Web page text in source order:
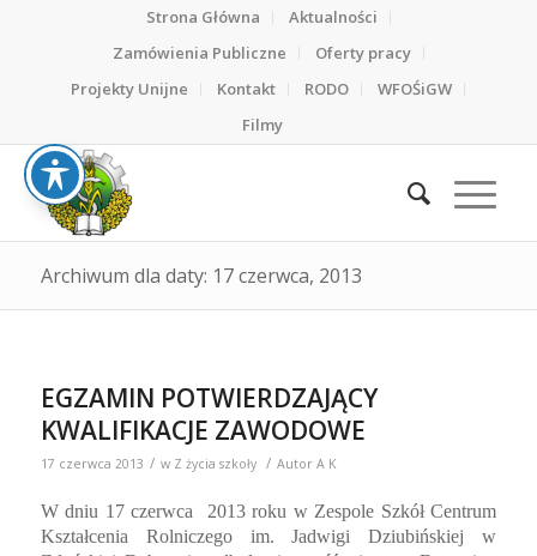
Strona Główna
Aktualności
Zamówienia Publiczne
Oferty pracy
Projekty Unijne
Kontakt RODO
WFOŚiGW
Filmy
Archiwum dla daty: 17 czerwca, 2013
EGZAMIN POTWIERDZAJĄCY
KWALIFIKACJE ZAWODOWE
17 czerwca 2013 / w Z życia szkoły / Autor A K
W dniu 17 czerwca 2013 roku w Zespole Szkół Centrum
Kształcenia Rolniczego im. Jadwigi Dziubińskiej w